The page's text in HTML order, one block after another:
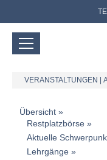
VERANSTALTUNGEN
Übersicht
Restplatzbörse
Aktuelle
Lehrgänge